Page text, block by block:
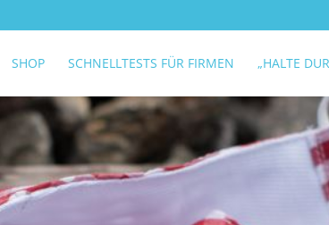
SHOP SCHNELLTESTS FÜR FIRMEN „HALTE